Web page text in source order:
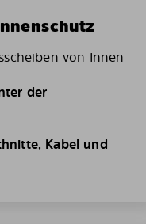
von Innen
der
Kabel und